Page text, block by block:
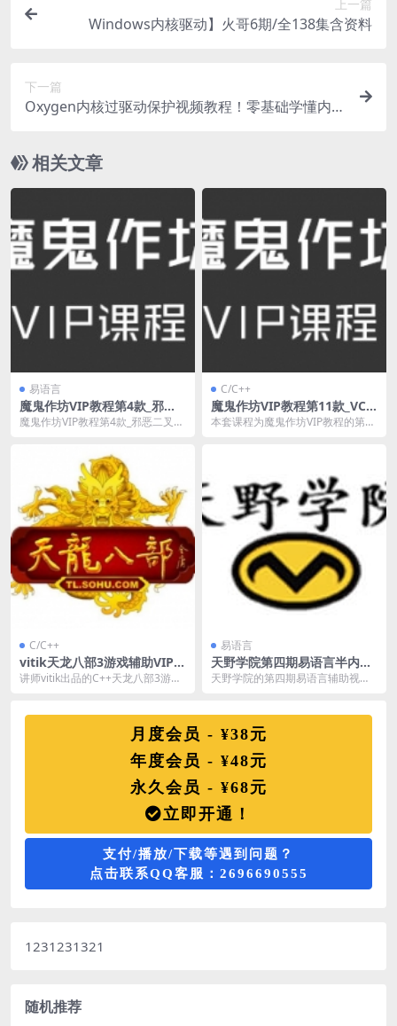
上一篇
Windows内核驱动】火哥6期/全138集含资料
下一篇
Oxygen内核过驱动保护视频教程！零基础学懂内核
相关文章
易语言
魔鬼作坊VIP教程第4款_邪恶
二叉树游戏智辅课程
魔鬼作坊VIP教程第4款_邪恶二叉树
C/C++
魔鬼作坊VIP教程第11款_VC+
+ Lua脚本辅助课程
本套课程为魔鬼作坊VIP教程的第十
C/C++
vitik天龙八部3游戏辅助VIP培
训教程
讲师vitik出品的C++天龙八部3游戏
易语言
天野学院第四期易语言半内存
辅助班
天野学院的第四期易语言辅助视频
月度会员 - ¥38元
年度会员 - ¥48元
永久会员 - ¥68元
立即开通！
支付/播放/下载等遇到问题？
点击联系QQ客服：2696690555
1231231321
随机推荐